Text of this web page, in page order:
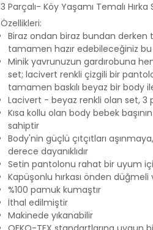
3 Parçalı- Köy Yaşamı Temalı Hırka
Özellikleri:
Biraz ondan biraz bundan derken
tamamen hazır edebileceğiniz
Minik yavrunuzun gardırobuna
set; lacivert renkli çizgili bir
tamamen baskılı beyaz bir body
Lacivert - beyaz renkli olan set, 3
Kısa kollu olan body bebek
sahiptir
Body'nin güçlü çıtçıtları
derece dayanıklıdır
Setin pantolonu rahat bir uyum
Kapüşonlu hırkası önden
%100 pamuk kumaştır
İthal edilmiştir
Makinede yıkanabilir